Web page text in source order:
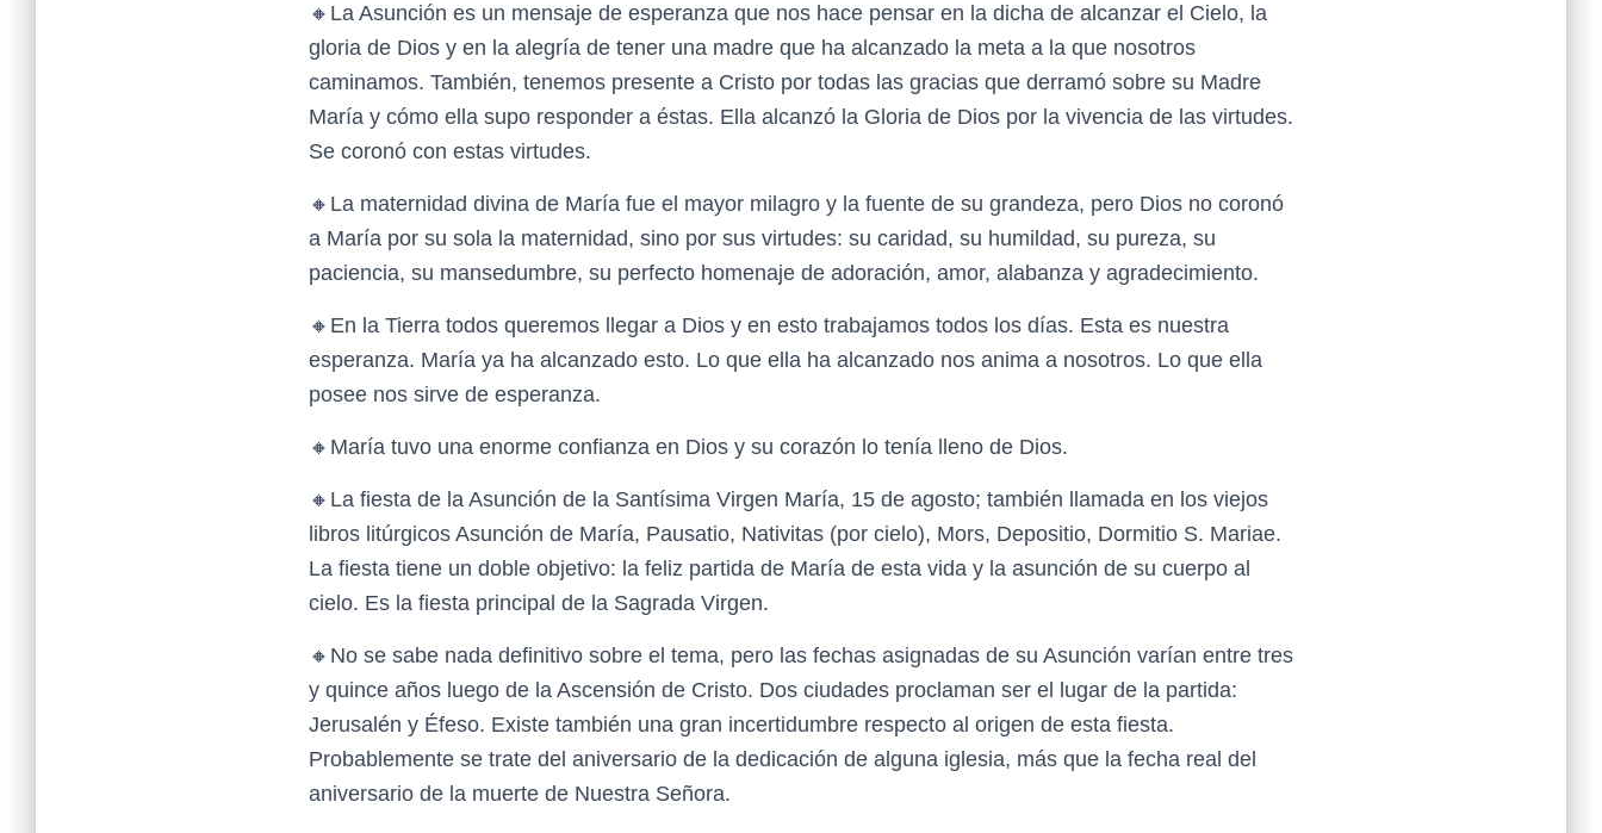
🔸La Asunción es un mensaje de esperanza que nos hace pensar en la dicha de alcanzar el Cielo, la
gloria de Dios y en la alegría de tener una madre que ha alcanzado la meta a la que nosotros
caminamos. También, tenemos presente a Cristo por todas las gracias que derramó sobre su Madre
María y cómo ella supo responder a éstas. Ella alcanzó la Gloria de Dios por la vivencia de las virtudes.
Se coronó con estas virtudes.
🔸La maternidad divina de María fue el mayor milagro y la fuente de su grandeza, pero Dios no coronó
a María por su sola la maternidad, sino por sus virtudes: su caridad, su humildad, su pureza, su
paciencia, su mansedumbre, su perfecto homenaje de adoración, amor, alabanza y agradecimiento.
🔸En la Tierra todos queremos llegar a Dios y en esto trabajamos todos los días. Esta es nuestra
esperanza. María ya ha alcanzado esto. Lo que ella ha alcanzado nos anima a nosotros. Lo que ella
posee nos sirve de esperanza.
🔸María tuvo una enorme confianza en Dios y su corazón lo tenía lleno de Dios.
🔸La fiesta de la Asunción de la Santísima Virgen María, 15 de agosto; también llamada en los viejos
libros litúrgicos Asunción de María, Pausatio, Nativitas (por cielo), Mors, Depositio, Dormitio S. Mariae.
La fiesta tiene un doble objetivo: la feliz partida de María de esta vida y la asunción de su cuerpo al
cielo. Es la fiesta principal de la Sagrada Virgen.
🔸No se sabe nada definitivo sobre el tema, pero las fechas asignadas de su Asunción varían entre tres
y quince años luego de la Ascensión de Cristo. Dos ciudades proclaman ser el lugar de la partida:
Jerusalén y Éfeso. Existe también una gran incertidumbre respecto al origen de esta fiesta.
Probablemente se trate del aniversario de la dedicación de alguna iglesia, más que la fecha real del
aniversario de la muerte de Nuestra Señora.